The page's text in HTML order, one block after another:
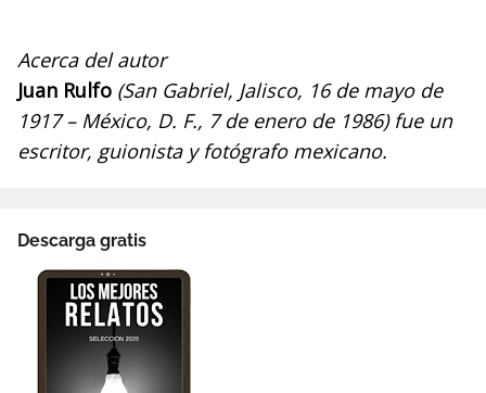
Acerca del autor
Juan Rulfo (San Gabriel, Jalisco, 16 de mayo de
1917 – México, D. F., 7 de enero de 1986) fue un
escritor, guionista y fotógrafo mexicano.
Descarga gratis